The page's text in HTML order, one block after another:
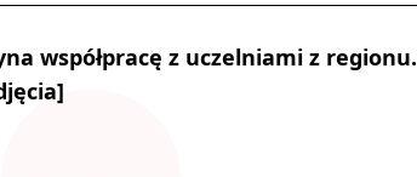
współpracę z uczelniami z regionu.